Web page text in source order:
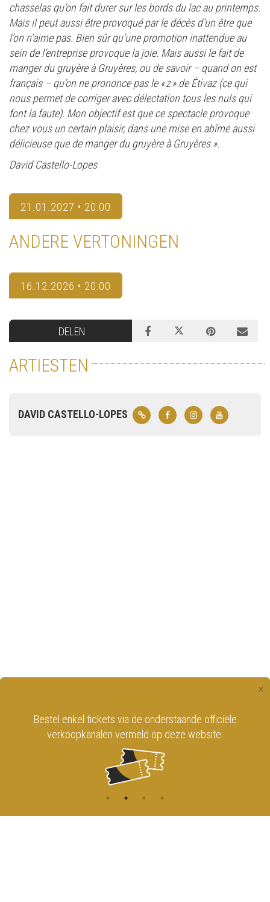
chasselas qu’on fait durer sur les bords du lac au printemps.
Mais il peut aussi être provoqué par le décès d’un être que
l’on n’aime pas. Bien sûr qu’une promotion inattendue au
sein de l’entreprise provoque la joie. Mais aussi le fait de
manger du gruyère à Gruyères, ou de savoir – quand on est
français – qu’on ne prononce pas le « z » de Étivaz (ce qui
nous permet de corriger avec délectation tous les nuls qui
font la faute). Mon objectif est que ce spectacle provoque
chez vous un certain plaisir, dans une mise en abîme aussi
délicieuse que de manger du gruyère à Gruyères ».
David Castello-Lopes
21.01.2027 • 20:00
ANDERE VERTONINGEN
16.12.2026 • 20:00
DELEN
ARTIESTEN
DAVID CASTELLO-LOPES
×
Bestel enkel tickets via de onderstaande officiële
verkoopkanalen vermeld op deze website.